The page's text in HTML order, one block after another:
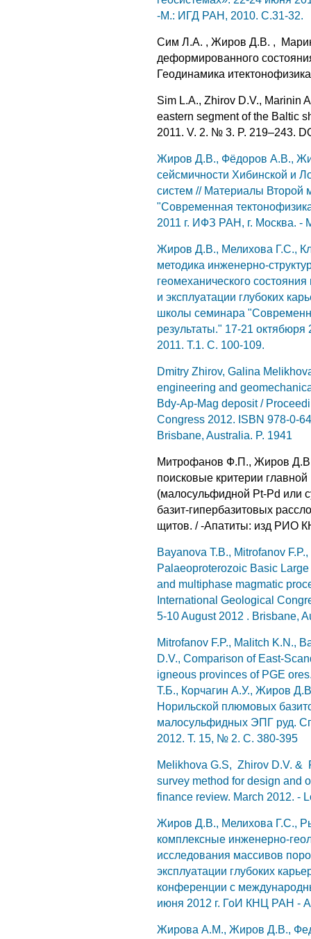
-М.: ИГД РАН, 2010. С.31-32.
Сим Л.А. , Жиров Д.В. ,
деформированного
Геодинамика
Sim L.A., Zhirov D.V., Marinin
eastern segment of the Baltic
2011. V. 2. № 3. P. 219–243.
Жиров Д.В., Фёдоров А.В.,
сейсмичности Хибинской и
систем // Материалы
"Современная
2011 г. ИФЗ РАН, г. Москва.
Жиров Д.В., Мелихова Г.С.,
методика инженерно-
геомеханического
и эксплуатации глубоких
школы семинара
результаты." 17-21
2011. Т.1. С. 100-109.
Dmitry Zhirov, Galina
engineering and
Bdy-Ap-Mag deposit /
Congress 2012. ISBN 978-0-
Brisbane, Australia. P. 1941
Митрофанов Ф.П., Жиров
поисковые критерии
(малосульфидной Pt-Pd или
базит-гипербазитовых
щитов. / -Апатиты: изд РИО
Bayanova T.B., Mitrofanov
Palaeoproterozoic Basic
and multiphase magmatic
International Geological
5-10 August 2012 . Brisbane,
Mitrofanov F.P., Malitch K.N.,
D.V., Comparison of East-
igneous provinces of PGE
Т.Б., Корчагин А.У., Жиров
Норильской плюмовых
малосульфидных ЭПГ руд.
2012. Т. 15, № 2. С. 380-395
Melikhova G.S, Zhirov D.V. &
survey method for design and
finance review. March 2012. -
Жиров Д.В., Мелихова Г.С.,
комплексные инженерно-
исследования массивов
эксплуатации глубоких
конференции с
июня 2012 г. ГоИ КНЦ РАН -
Жирова А.М., Жиров Д.В.,